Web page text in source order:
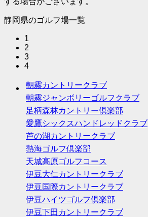
静岡県のゴルフ場一覧
1
2
3
4
朝霧カントリークラブ
朝霧ジャンボリーゴルフクラブ
足柄森林カントリー倶楽部
愛鷹シックスハンドレッドクラブ
芦の湖カントリークラブ
熱海ゴルフ倶楽部
天城高原ゴルフコース
伊豆大仁カントリークラブ
伊豆国際カントリークラブ
伊豆ハイツゴルフ倶楽部
伊豆下田カントリークラブ